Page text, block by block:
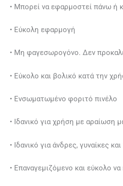
• Μπορεί να εφαρμοστεί πάνω ή
• Εύκολη εφαρμογή
• Μη φαγεσωρογόνο. Δεν
• Εύκολο και βολικό κατά την
• Ενσωματωμένο φοριτό πινέλο
• Ιδανικό για χρήση με αραίωση
• Ιδανικό για άνδρες, γυναίκες και
• Επαναγεμιζόμενο και εύκολο να